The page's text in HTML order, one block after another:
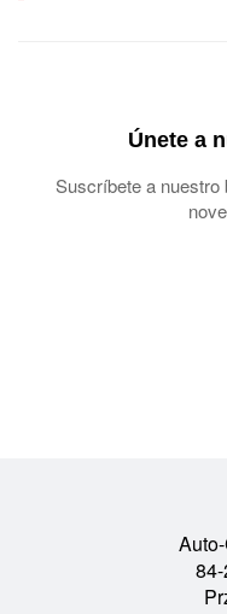
Únete a
Suscríbete a nuestro